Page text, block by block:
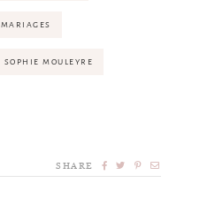
MARIAGES
SOPHIE MOULEYRE
SHARE